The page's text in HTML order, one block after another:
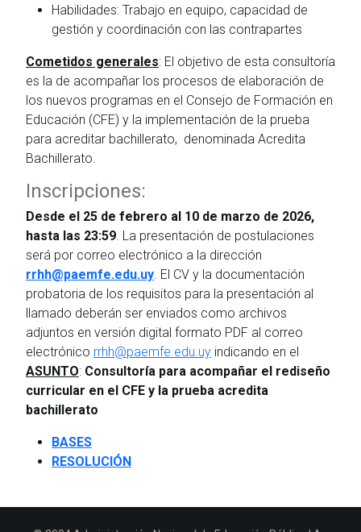
Habilidades: Trabajo en equipo, capacidad de
gestión y coordinación con las contrapartes
Cometidos generales: El objetivo de esta consultoría
es la de acompañar los procesos de elaboración de
los nuevos programas en el Consejo de Formación en
Educación (CFE) y la implementación de la prueba
para acreditar bachillerato, denominada Acredita
Bachillerato.
Inscripciones:
Desde el 25 de febrero al 10 de marzo de 2026,
hasta las 23:59. La presentación de postulaciones
será por correo electrónico a la dirección
rrhh@paemfe.edu.uy. El CV y la documentación
probatoria de los requisitos para la presentación al
llamado deberán ser enviados como archivos
adjuntos en versión digital formato PDF al correo
electrónico rrhh@paemfe.edu.uy indicando en el
ASUNTO: Consultoría para acompañar el rediseño
curricular en el CFE y la prueba acredita
bachillerato
BASES
RESOLUCIÓN